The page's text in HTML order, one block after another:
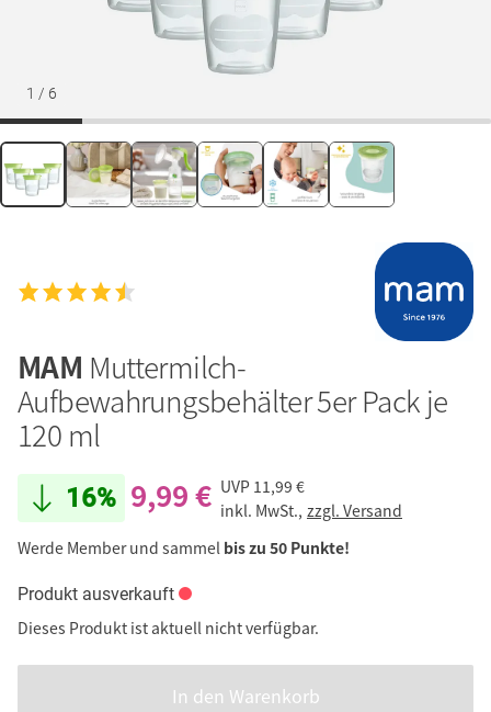
1 / 6
MAM Muttermilch-
Aufbewahrungsbehälter 5er Pack je
120 ml
16% 9,99 € UVP 11,99 €
inkl. MwSt., zzgl. Versand
Werde Member und sammel bis zu 50 Punkte!
Produkt ausverkauft
Dieses Produkt ist aktuell nicht verfügbar.
In den Warenkorb